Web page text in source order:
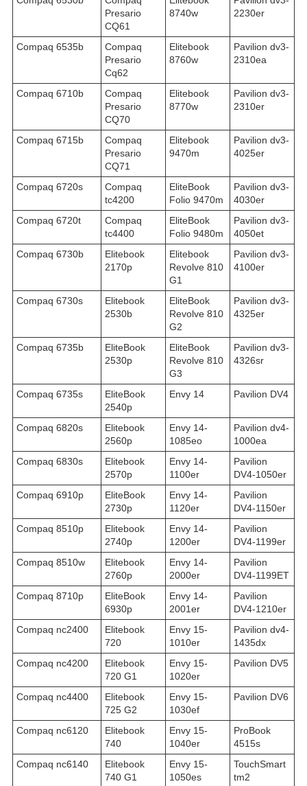
Presario
CQ61
8740w
2230er
Compaq 6535b
Compaq
Presario
Cq62
Elitebook
8760w
Pavilion dv3-
2310ea
Compaq 6710b
Compaq
Presario
CQ70
Elitebook
8770w
Pavilion dv3-
2310er
Compaq 6715b
Compaq
Presario
CQ71
Elitebook
9470m
Pavilion dv3-
4025er
Compaq 6720s
Compaq
tc4200
EliteBook
Folio 9470m
Pavilion dv3-
4030er
Compaq 6720t
Compaq
tc4400
EliteBook
Folio 9480m
Pavilion dv3-
4050et
Compaq 6730b
Elitebook
2170p
Elitebook
Revolve 810
G1
Pavilion dv3-
4100er
Compaq 6730s
Elitebook
2530b
EliteBook
Revolve 810
G2
Pavilion dv3-
4325er
Compaq 6735b
EliteBook
2530p
EliteBook
Revolve 810
G3
Pavilion dv3-
4326sr
Compaq 6735s
EliteBook
2540p
Envy 14 Pavilion DV4
Compaq 6820s
Elitebook
2560p
Envy 14-
1085eo
Pavilion dv4-
1000ea
Compaq 6830s
Elitebook
2570p
Envy 14-
1100er
Pavilion
DV4-1050er
Compaq 6910p
EliteBook
2730p
Envy 14-
1120er
Pavilion
DV4-1150er
Compaq 8510p
Elitebook
2740p
Envy 14-
1200er
Pavilion
DV4-1199er
Compaq 8510w
Elitebook
2760p
Envy 14-
2000er
Pavilion
DV4-1199ET
Compaq 8710p
EliteBook
6930p
Envy 14-
2001er
Pavilion
DV4-1210er
Compaq nc2400
Elitebook
720
Envy 15-
1010er
Pavilion dv4-
1435dx
Compaq nc4200
Elitebook
720 G1
Envy 15-
1020er
Pavilion DV5
Compaq nc4400
Elitebook
725 G2
Envy 15-
1030ef
Pavilion DV6
Compaq nc6120
Elitebook
740
Envy 15-
1040er
ProBook
4515s
Compaq nc6140
Elitebook
740 G1
Envy 15-
1050es
TouchSmart
tm2